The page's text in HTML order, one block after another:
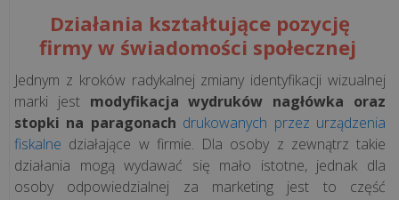
Niezawodna
infrastruktura
fiskalna
dla
rosnącej
sieci
pizzer...
„Krzepka
Działania kształtujące pozycję
firmy w świadomości społecznej
Jednym z kroków radykalnej zmiany identyfikacji wizualnej
marki jest modyfikacja wydruków nagłówka oraz
stopki na paragonach drukowanych przez urządzenia
fiskalne działające w firmie. Dla osoby z zewnątrz takie
działania mogą wydawać się mało istotne, jednak dla
osoby odpowiedzialnej za marketing jest to część